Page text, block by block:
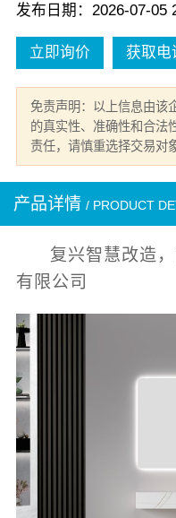
发布日期：2026-07-05
立即询价 获取电
免责声明：以上信息由该
的真实性、准确性和合法
责任，请慎重选择交易对
产品详情 / PRODUCT
复兴智慧改造
有限公司